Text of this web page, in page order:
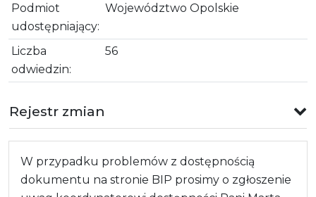
Podmiot
udostępniający:
Województwo Opolskie
Liczba
odwiedzin:
56
Rejestr zmian
W przypadku problemów z dostępnością
dokumentu na stronie BIP prosimy o zgłoszenie